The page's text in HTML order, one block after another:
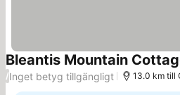
Bleantis Mountain
/Inget betyg tillgängligt 13.0 km till